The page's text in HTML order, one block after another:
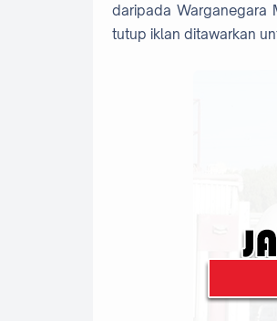
daripada Warganegara
tutup iklan ditawarkan